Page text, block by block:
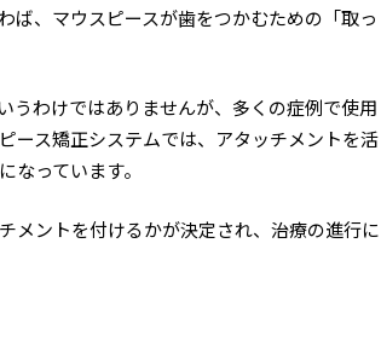
ば、マウスピースが歯をつかむための「取っ
うわけではありませんが、多くの症例で使用
ース矯正システムでは、アタッチメントを活
なっています。
メントを付けるかが決定され、治療の進行に